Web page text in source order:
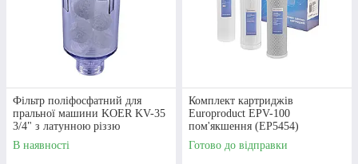
води, котли чи
змішувачі для кухонної
мийки, повинні працювати довго та
справно. На всі товари ми надаємо
гарантію!
Фільтр поліфосфатний для
пральної машини KOER KV-35
3/4" з латунною різзю
В наявності
Комплект картриджів
Europroduct EPV-100
пом'якшення (EP5454)
Готово до відправки